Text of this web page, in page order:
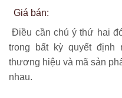
Giá bán:
Điều cần chú ý thứ hai
trong bất kỳ quyết định
thương hiệu và mã sản
nhau.